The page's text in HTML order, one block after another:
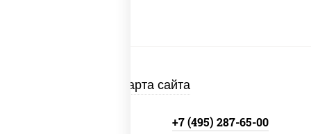
Карта сайта
+7 (495) 287-65-00